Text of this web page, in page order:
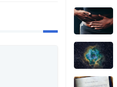
Eki 2025
Eyl 2025
Ağu 2025
Tem 2025
Haz 2025